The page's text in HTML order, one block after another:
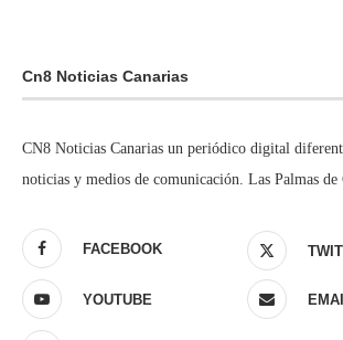
Cn8 Noticias Canarias
CN8 Noticias Canarias un periódico digital
noticias y medios de comunicación. Las Palmas de
FACEBOOK
YOUTUBE